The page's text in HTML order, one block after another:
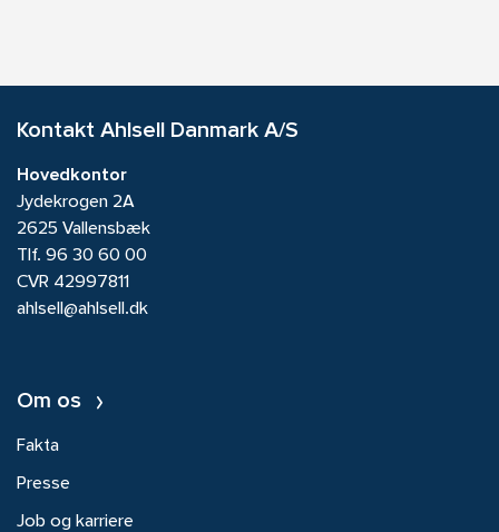
Kontakt Ahlsell Danmark A/S
Hovedkontor
Jydekrogen 2A
2625 Vallensbæk
Tlf. 96 30 60 00
CVR 42997811
ahlsell@ahlsell.dk
Om os
Fakta
Presse
Job og karriere